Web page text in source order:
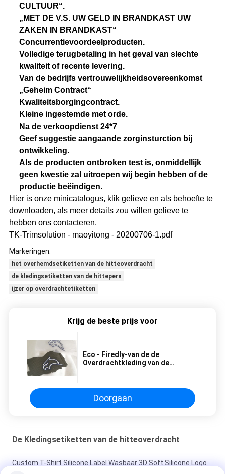
CULTUUR“.
„MET DE V.S. UW GELD IN BRANDKAST UW
ZAKEN IN BRANDKAST“
Concurrentievoordeelproducten.
Volledige terugbetaling in het geval van slechte
kwaliteit of recente levering.
Van de bedrijfs vertrouwelijkheidsovereenkomst
„Geheim Contract“
Kwaliteitsborgingcontract.
Kleine ingestemde met orde.
Na de verkoopdienst 24*7
Geef suggestie aangaande zorginsturction bij
ontwikkeling.
Als de producten ontbroken test is, onmiddellijk
geen kwestie zal uitroepen wij begin hebben of de
productie beëindigen.
Hier is onze minicatalogus, klik gelieve en als behoefte te
downloaden, als meer details zou willen gelieve te
hebben ons contacteren.
TK-Trimsolution - maoyitong - 20200706-1.pdf
Markeringen:
het overhemdsetiketten van de hitteoverdracht
de kledingsetiketten van de hittepers
ijzer op overdrachtetiketten
Krijg de beste prijs voor
Eco - Firedly-van de de
Overdrachtkleding van de
Doorgaan
De Kledingsetiketten van de hitteoverdracht
Custom T-Shirt Silicone Label Wasbaar 3D Soft Silicone Logo